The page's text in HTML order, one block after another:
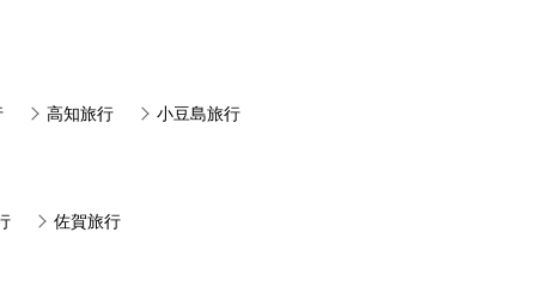
高知旅行 小豆島旅行
佐賀旅行